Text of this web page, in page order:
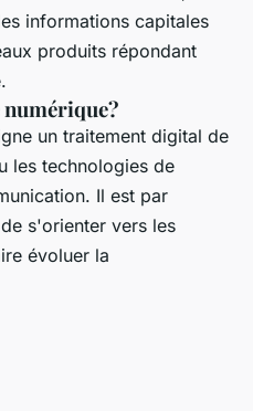
informations capitales
produits répondant
un traitement digital de
les technologies de
Il est par
s'orienter vers les
évoluer la